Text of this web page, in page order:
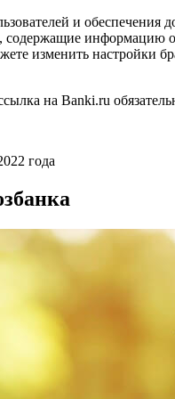
и обеспечения
содержащие информацию
изменить настройки
на Banki.ru
года